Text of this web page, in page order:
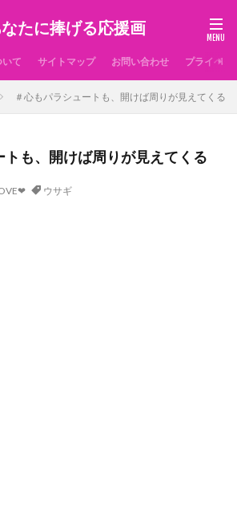
なたに捧げる応援画
て サイトマップ お問い合わせ プライベー
＃心もパラシュートも、開けば周りが見えてくる
トも、開けば周りが見えてくる
ウサギ